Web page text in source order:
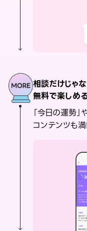
相談だけじゃな
無料で楽しめ
「今日の運勢
コンテンツも満